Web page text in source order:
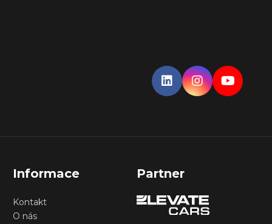
Informace
Kontakt
O nás
Partner